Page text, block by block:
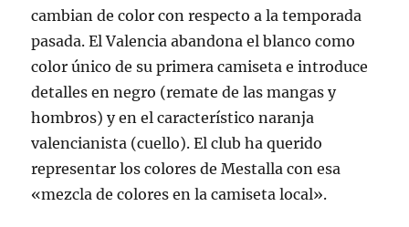
cambian de color con respecto a la temporada
pasada. El Valencia abandona el blanco como
color único de su primera camiseta e introduce
detalles en negro (remate de las mangas y
hombros) y en el característico naranja
valencianista (cuello). El club ha querido
representar los colores de Mestalla con esa
«mezcla de colores en la camiseta local».